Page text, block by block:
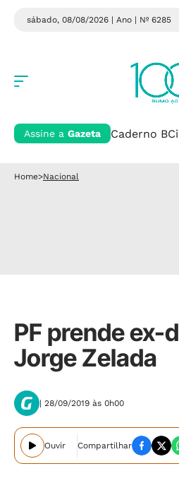
sábado, 08/08/2026 | Ano | Nº 6285
Assine a Gazeta Caderno B
Home>Nacional
PF prende ex-
Jorge Zelada
| 28/09/2019 às 0h00
Ouvir Compartilhar